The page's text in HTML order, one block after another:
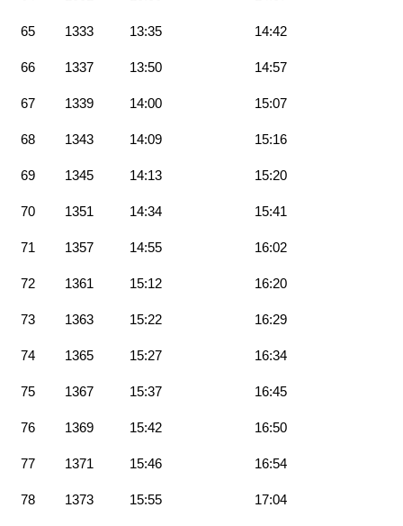
65 1333 13:35 14:42
66 1337 13:50 14:57
67 1339 14:00 15:07
68 1343 14:09 15:16
69 1345 14:13 15:20
70 1351 14:34 15:41
71 1357 14:55 16:02
72 1361 15:12 16:20
73 1363 15:22 16:29
74 1365 15:27 16:34
75 1367 15:37 16:45
76 1369 15:42 16:50
77 1371 15:46 16:54
78 1373 15:55 17:04